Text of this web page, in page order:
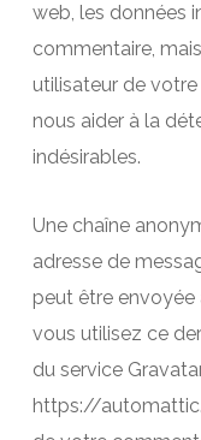
web, les données
commentaire,
utilisateur de
nous aider à la
indésirables.
Une chaîne
adresse de
peut être envoyée
vous utilisez ce
du service
https://